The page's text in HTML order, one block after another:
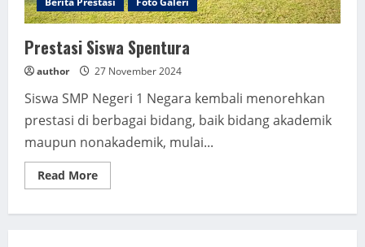
Prestasi Siswa Spentura
author 27 November 2024
Siswa SMP Negeri 1 Negara kembali menorehkan
prestasi di berbagai bidang, baik bidang akademik
maupun nonakademik, mulai...
Read MoreRead
more